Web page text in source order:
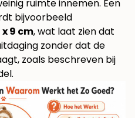
ruimte innemen. Een
bijvoorbeeld
x 9 cm, wat laat zien dat
zonder dat de
zoals beschreven bij
.